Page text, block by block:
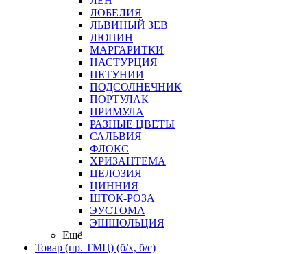
ЛОБЕЛИЯ
ЛЬВИНЫЙ ЗЕВ
ЛЮПИН
МАРГАРИТКИ
НАСТУРЦИЯ
ПЕТУНИИ
ПОДСОЛНЕЧНИК
ПОРТУЛАК
ПРИМУЛА
РАЗНЫЕ ЦВЕТЫ
САЛЬВИЯ
ФЛОКС
ХРИЗАНТЕМА
ЦЕЛОЗИЯ
ЦИННИЯ
ШТОК-РОЗА
ЭУСТОМА
ЭШШОЛЬЦИЯ
Ещё
Товар (пр. ТМЦ) (б/х, б/с)